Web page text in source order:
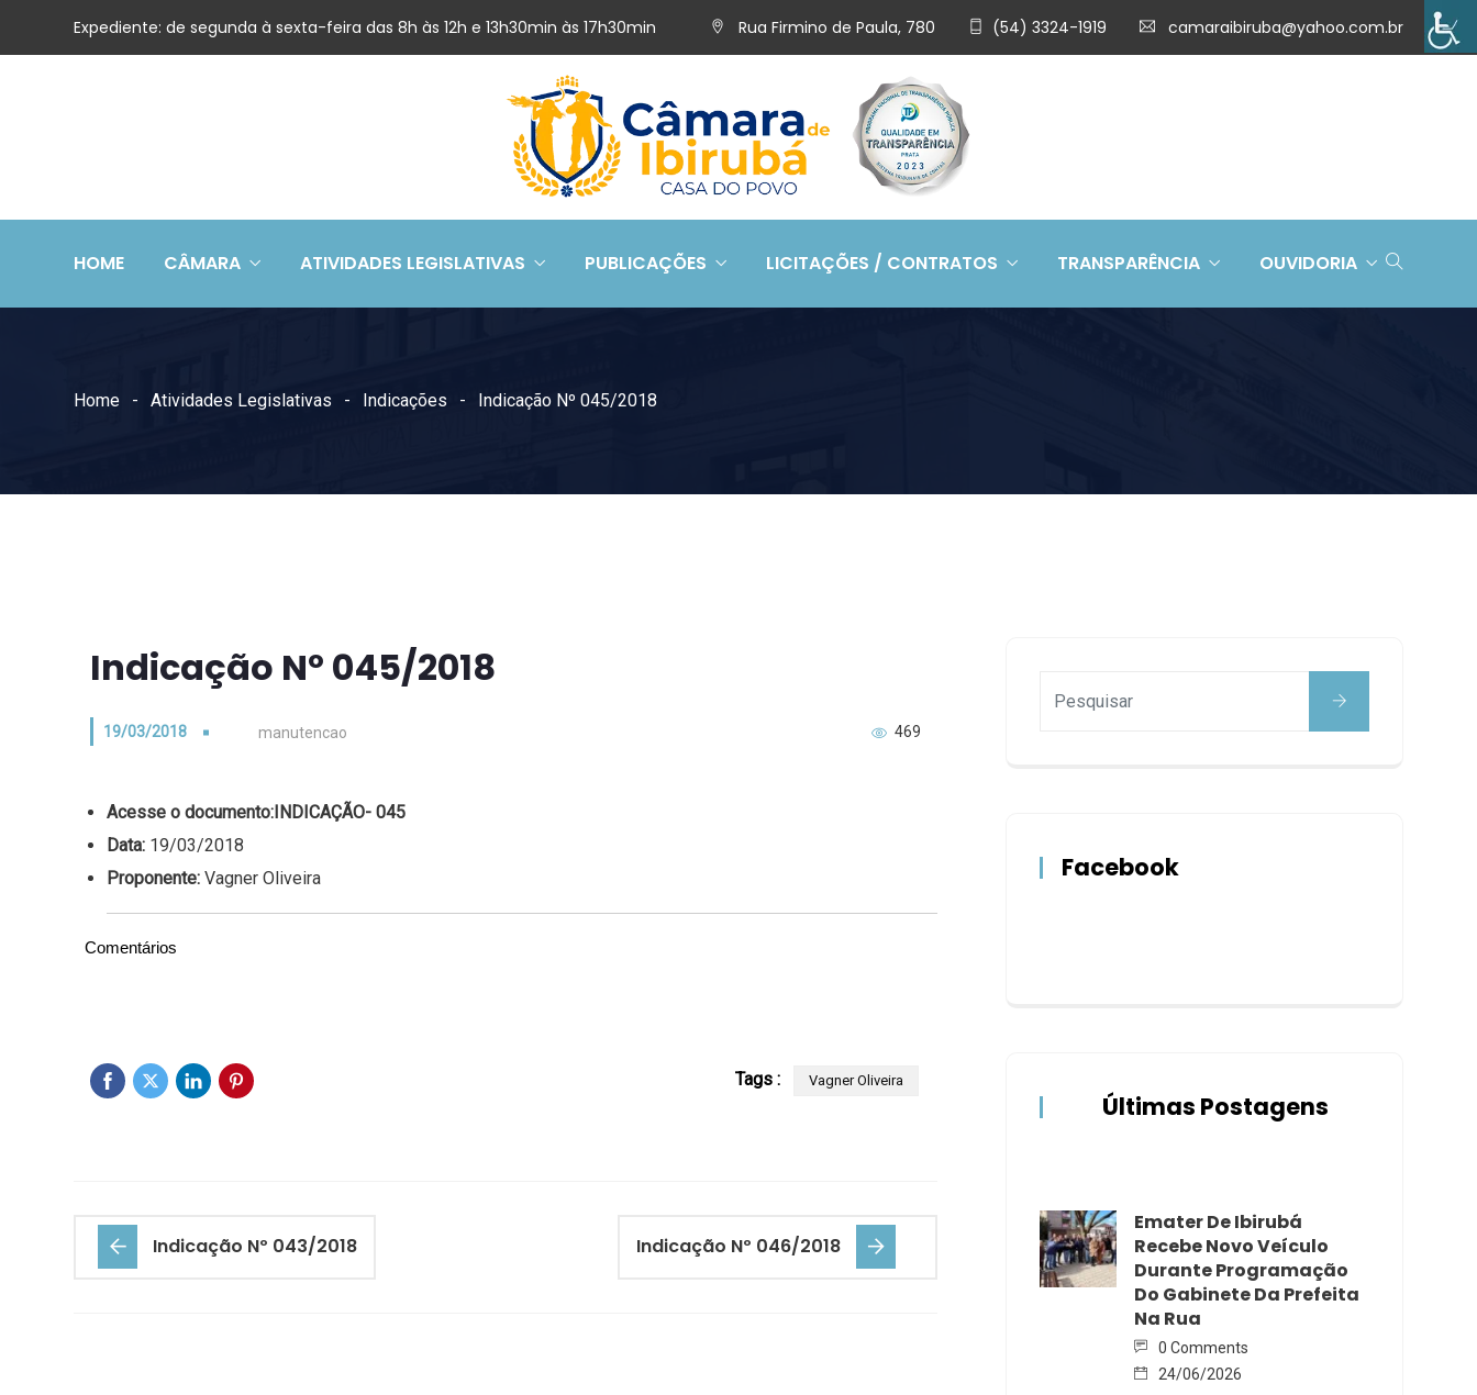
Expediente: de segunda à sexta-feira das 8h às 12h e 13h30min às 17h30min Rua Firmino de Paula, 780 (54) 3324-1919 camaraibiruba@yahoo.com.br
HOME CÂMARA ATIVIDADES LEGISLATIVAS PUBLICAÇÕES LICITAÇÕES / CONTRATOS TRANSPARÊNCIA OUVIDORIA
Home Atividades Legislativas Indicações Indicação Nº 045/2018
Indicação Nº 045/2018
19/03/2018 manutencao 469
Acesse o documento: INDICAÇÃO- 045
Data: 19/03/2018
Proponente: Vagner Oliveira
Comentários
Tags : Vagner Oliveira
Indicação Nº 043/2018 Indicação Nº 046/2018
Facebook
Últimas Postagens
Emater De Ibirubá
Recebe Novo Veículo
Durante Programação
Do Gabinete Da Prefeita
Na Rua
0 Comments
24/06/2026